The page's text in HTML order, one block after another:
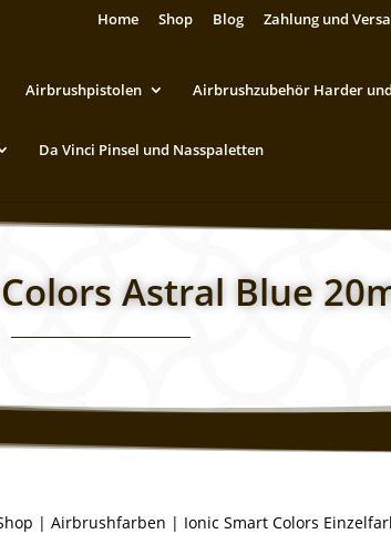
Home Shop Blog Zahlung und
Airbrushpistolen Airbrushzubehör Harder
Da Vinci Pinsel und Nasspaletten
Astral Blue
|Airbrushfarben | Ionic Smart Colors